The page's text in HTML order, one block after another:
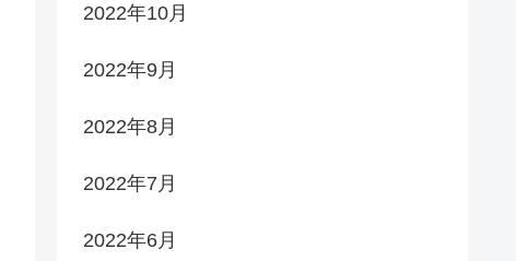
2022年10月
2022年9月
2022年8月
2022年7月
2022年6月